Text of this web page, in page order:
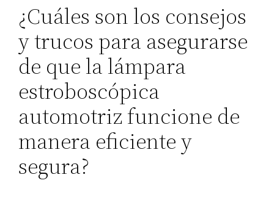
¿Cuáles son los consejos
y trucos para asegurarse
de que la lámpara
estroboscópica
automotriz funcione de
manera eficiente y
segura?